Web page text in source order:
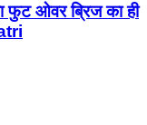
फुट ओवर ब्रिज का ही